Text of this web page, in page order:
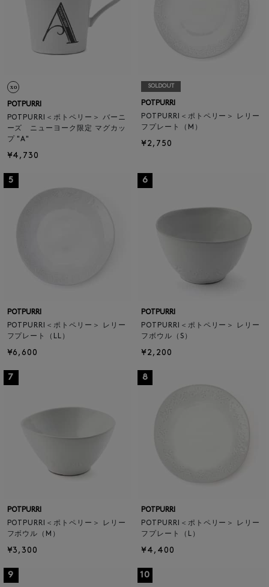
POTPURRI
POTPURRI＜ポトペリー＞ バーニ
ーズ ニューヨーク限定 マグカッ
プ "A"
¥4,730
SOLDOUT
POTPURRI
POTPURRI＜ポトペリー＞ レリー
フプレート（M）
¥2,750
5
POTPURRI
POTPURRI＜ポトペリー＞ レリー
フプレート（LL）
¥6,600
6
POTPURRI
POTPURRI＜ポトペリー＞ レリー
フボウル（S）
¥2,200
7
POTPURRI
POTPURRI＜ポトペリー＞ レリー
フボウル（M）
¥3,300
8
POTPURRI
POTPURRI＜ポトペリー＞ レリー
フプレート（L）
¥4,400
9 10